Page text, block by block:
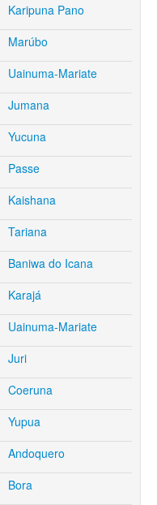
Karipuna Pano
Marúbo
Uainuma-Mariate
Jumana
Yucuna
Passe
Kaishana
Tariana
Baniwa do Icana
Karajá
Uainuma-Mariate
Juri
Coeruna
Yupua
Andoquero
Bora